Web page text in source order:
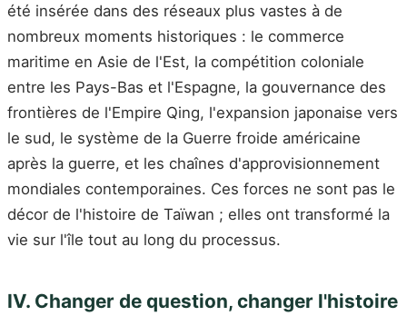
été insérée dans des réseaux plus vastes à de
nombreux moments historiques : le commerce
maritime en Asie de l'Est, la compétition coloniale
entre les Pays-Bas et l'Espagne, la gouvernance des
frontières de l'Empire Qing, l'expansion japonaise vers
le sud, le système de la Guerre froide américaine
après la guerre, et les chaînes d'approvisionnement
mondiales contemporaines. Ces forces ne sont pas le
décor de l'histoire de Taïwan ; elles ont transformé la
vie sur l'île tout au long du processus.
IV. Changer de question, changer l'histoire